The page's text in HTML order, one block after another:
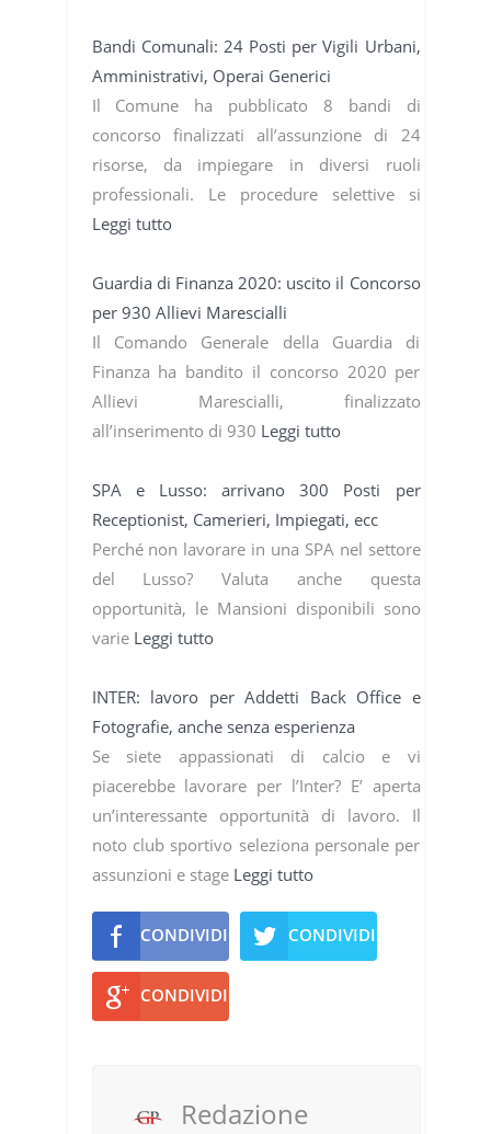
Bandi Comunali: 24 Posti per Vigili Urbani,
Amministrativi, Operai Generici
Il Comune ha pubblicato 8 bandi di
concorso finalizzati all’assunzione di 24
risorse, da impiegare in diversi ruoli
professionali. Le procedure selettive si
Leggi tutto
Guardia di Finanza 2020: uscito il Concorso
per 930 Allievi Marescialli
Il Comando Generale della Guardia di
Finanza ha bandito il concorso 2020 per
Allievi Marescialli, finalizzato
all’inserimento di 930 Leggi tutto
SPA e Lusso: arrivano 300 Posti per
Receptionist, Camerieri, Impiegati, ecc
Perché non lavorare in una SPA nel settore
del Lusso? Valuta anche questa
opportunità, le Mansioni disponibili sono
varie Leggi tutto
INTER: lavoro per Addetti Back Office e
Fotografie, anche senza esperienza
Se siete appassionati di calcio e vi
piacerebbe lavorare per l’Inter? E’ aperta
un’interessante opportunità di lavoro. Il
noto club sportivo seleziona personale per
assunzioni e stage Leggi tutto
CONDIVIDI CONDIVIDI
CONDIVIDI
Redazione